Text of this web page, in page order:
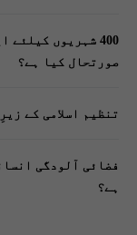
400 شہریوں
صورتحال کیا ہے؟
تنظیم اسلامی کے
فضائی آلودگی
ہے؟